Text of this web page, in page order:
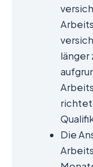
länger
richtet
Die